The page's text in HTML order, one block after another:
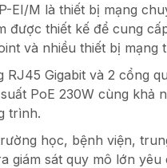
EI/M là thiết bị mạng
được thiết kế để cung
và nhiều thiết bị mạng
Gigabit và 2 cổng
PoE 230W cùng khả
trình.
học, bệnh viện,
giám sát quy mô lớn